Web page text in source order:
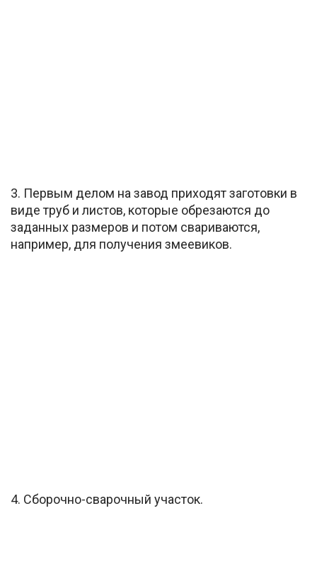
3. Первым делом на завод приходят заготовки в
виде труб и листов, которые обрезаются до
заданных размеров и потом свариваются,
например, для получения змеевиков.
4. Сборочно-сварочный участок.